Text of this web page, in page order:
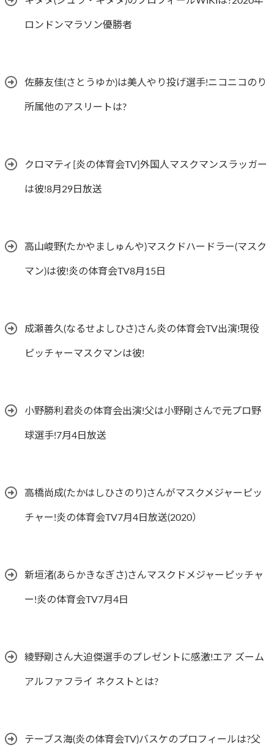
ロンドンマラソン優勝者
佐藤友佳(さとうゆか)は美人やり投げ選手!ニコニコのり
所属他のアスリートは?
クロマティ[炎の体育会TV]外国人マスクマンスラッガー
は彼!8月29日放送
高山峻野(たかやましゅんや)マスクドハードラー(マスク
マン)は彼!炎の体育会TV8月15日
成瀬善久(なるせよしひさ)さん炎の体育会TV出演!現役
ピッチャーマスクマンは彼!
小野勝利君炎の体育会出演!父は小野剛さんで元プロ野
球選手!7月4日放送
高橋尚成(たかはしひさのり)さんがマスクメジャーピッ
チャー!炎の体育会TV7月4日放送(2020）
新垣渚(あらかきなぎさ)さんマスクドメジャーピッチャ
ー!炎の体育会TV7月4日
綾野剛さん大迫傑選手のプレゼントに感激!エア ズーム
アルファフライ ネクストとは?
テーブス海(炎の体育会TV)バスケのプロフィールは?父